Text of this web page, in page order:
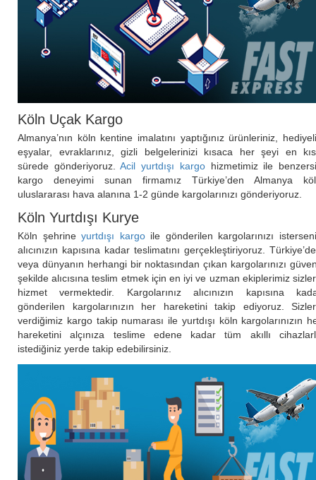
Köln Uçak Kargo
Almanya’nın köln kentine imalatını yaptığınız ürünleriniz,
eşyalar, evraklarınız, gizli belgelerinizi kısaca her şeyi en
sürede gönderiyoruz.Acil yurtdışı kargohizmetimiz ile
kargo deneyimi sunan firmamız Türkiye’den Almanya
uluslararası hava alanına 1-2 günde kargolarınızı gönderiyoruz.
Köln Yurtdışı Kurye
Köln şehrineyurtdışı kargoile gönderilen kargolarınızı
alıcınızın kapısına kadar teslimatını gerçekleştiriyoruz.
veya dünyanın herhangi bir noktasından çıkan kargolarınızı
şekilde alıcısına teslim etmek için en iyi ve uzman ekiplerimiz
hizmet vermektedir. Kargolarınız alıcınızın kapısına
gönderilen kargolarınızın her hareketini takip ediyoruz.
verdiğimiz kargo takip numarası ile yurtdışı köln kargolarınızın
hareketini alçınıza teslime edene kadar tüm akıllı
istediğiniz yerde takip edebilirsiniz.